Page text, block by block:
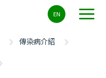
EN
傳染病介紹